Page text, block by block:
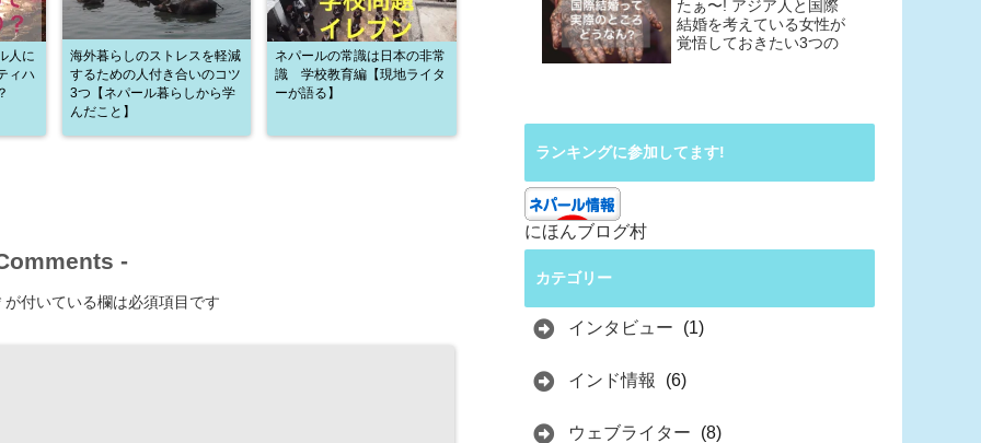
人に
ィハ
海外暮らしのストレスを軽減
するための人付き合いのコツ
3つ【ネパール暮らしから学
んだこと】
ネパールの常識は日本の非常
識 学校教育編【現地ライタ
ーが語る】
-
が付いている欄は必須項目です
たぁ〜! アジア人と国際
結婚を考えている女性が
覚悟しておきたい3つの
ランキングに参加してます!
にほんブログ村
カテゴリー
インタビュー (1)
インド情報 (6)
ウェブライター (8)